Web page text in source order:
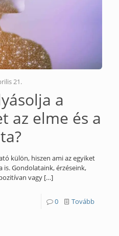
21.
a
az elme és a
külön, hiszen ami az egyiket
is. Gondolataink, érzéseink,
vagy […]
0 Tovább